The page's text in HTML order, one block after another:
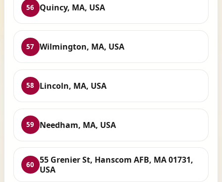
56 Quincy, MA, USA
57 Wilmington, MA, USA
58 Lincoln, MA, USA
59 Needham, MA, USA
60
55 Grenier St, Hanscom AFB, MA 01731,
USA